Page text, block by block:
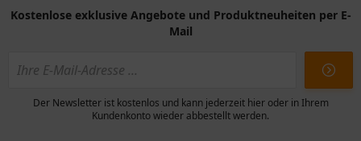
Kostenlose exklusive Angebote und Produktneuheiten per E-
Mail
Der Newsletter ist kostenlos und kann jederzeit hier oder in Ihrem
Kundenkonto wieder abbestellt werden.